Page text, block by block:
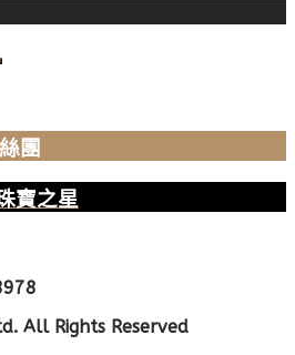
團
寶之星
All Rights Reserved